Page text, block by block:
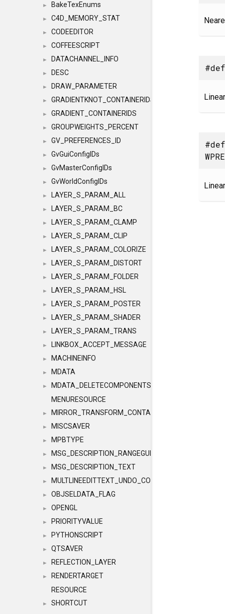
► BakeTexEnums
► C4D_MEMORY_STAT
► CODEEDITOR
► COFFEESCRIPT
► DATACHANNEL_INFO
► DESC
► DRAW_PARAMETER
► GRADIENTKNOT_CONTAINERIDS
► GRADIENT_CONTAINERIDS
► GROUPWEIGHTS_PERCENT
► GV_PREFERENCES_ID
► GvGuiConfigIDs
► GvMasterConfigIDs
► GvWorldConfigIDs
► LAYER_S_PARAM_ALL
► LAYER_S_PARAM_BC
► LAYER_S_PARAM_CLAMP
► LAYER_S_PARAM_CLIP
► LAYER_S_PARAM_COLORIZE
► LAYER_S_PARAM_DISTORT
► LAYER_S_PARAM_FOLDER
► LAYER_S_PARAM_HSL
► LAYER_S_PARAM_POSTER
► LAYER_S_PARAM_SHADER
► LAYER_S_PARAM_TRANS
► LINKBOX_ACCEPT_MESSAGE
► MACHINEINFO
► MDATA
►
MDATA_DELETECOMPONENTS
MENURESOURCE
► MIRROR_TRANSFORM_CONTAINER
► MISCSAVER
► MPBTYPE
► MSG_DESCRIPTION_RANGEGUI
► MSG_DESCRIPTION_TEXT
► MULTLINEEDITTEXT_UNDO_CONTAINER
► OBJSELDATA_FLAG
► OPENGL
► PRIORITYVALUE
► PYTHONSCRIPT
► QTSAVER
► REFLECTION_LAYER
►
RENDERTARGET
RESOURCE
►
SHORTCUT